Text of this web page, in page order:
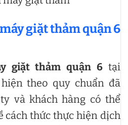
giặt thảm quận 6
giặt thảm quận 6 tại
theo quy chuẩn đã
và khách hàng có thể
cách thức thực hiện dịch